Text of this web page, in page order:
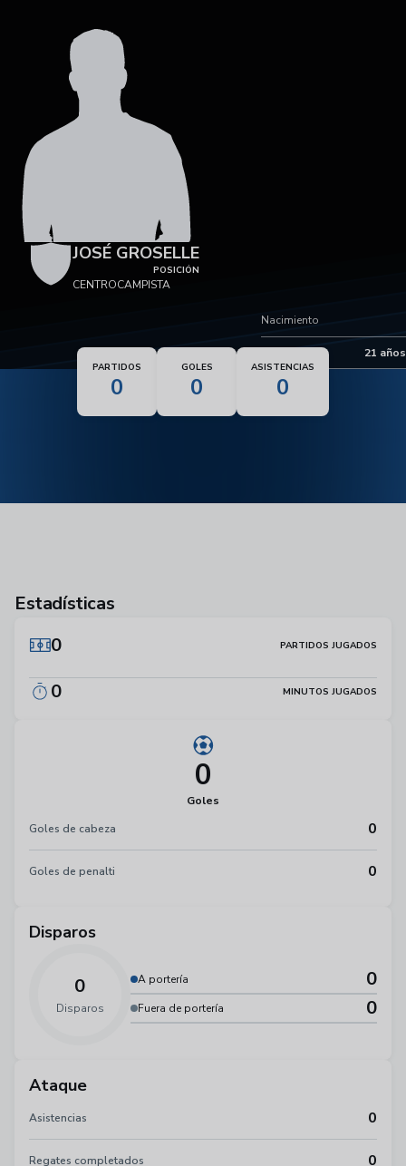
JOSÉ GROSELLE
POSICIÓN
CENTROCAMPISTA
Nacimiento
21 años
PARTIDOS
0
GOLES
0
ASISTENCIAS
0
Estadísticas
0
PARTIDOS JUGADOS
0 MINUTOS JUGADOS
0
Goles
Goles de cabeza
0
Goles de penalti 0
Disparos
0
Disparos
A portería 0
Fuera de portería 0
Ataque
Asistencias 0
Regates completados 0